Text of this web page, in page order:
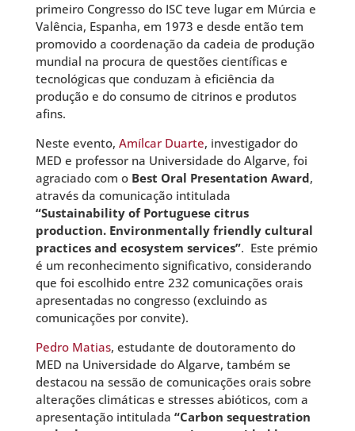
primeiro Congresso do ISC teve lugar em Múrcia e
Valência, Espanha, em 1973 e desde então tem
promovido a coordenação da cadeia de produção
mundial na procura de questões científicas e
tecnológicas que conduzam à eficiência da
produção e do consumo de citrinos e produtos
afins.
Neste evento, Amílcar Duarte, investigador do
MED e professor na Universidade do Algarve, foi
agraciado com o Best Oral Presentation Award,
através da comunicação intitulada
“Sustainability of Portuguese citrus
production. Environmentally friendly cultural
practices and ecosystem services”. Este prémio
é um reconhecimento significativo, considerando
que foi escolhido entre 232 comunicações orais
apresentadas no congresso (excluindo as
comunicações por convite).
Pedro Matias, estudante de doutoramento do
MED na Universidade do Algarve, também se
destacou na sessão de comunicações orais sobre
alterações climáticas e stresses abióticos, com a
apresentação intitulada “Carbon sequestration